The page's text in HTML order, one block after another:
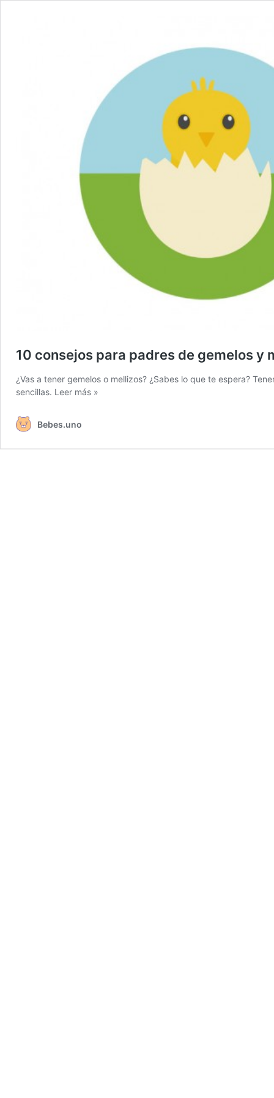
10 consejos para padres de gemelos y
¿Vas a tener gemelos o mellizos? ¿Sabes lo que te espera?
sencillas. Leer más »
Bebes.uno